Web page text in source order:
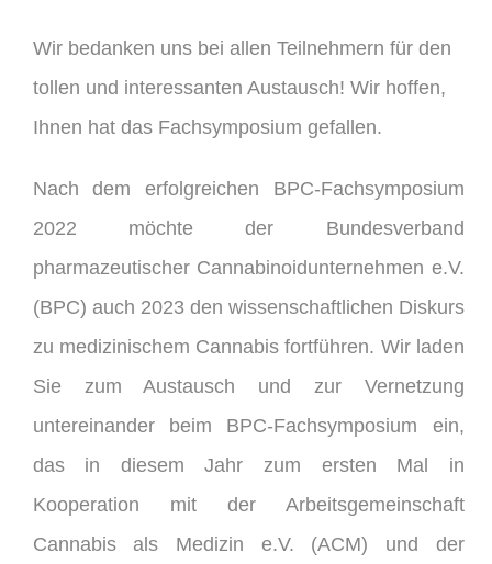
Wir bedanken uns bei allen Teilnehmern für den
tollen und interessanten Austausch! Wir hoffen,
Ihnen hat das Fachsymposium gefallen.
Nach dem erfolgreichen BPC-Fachsymposium
2022 möchte der Bundesverband
pharmazeutischer Cannabinoidunternehmen e.V.
(BPC) auch 2023 den wissenschaftlichen Diskurs
zu medizinischem Cannabis fortführen. Wir laden
Sie zum Austausch und zur Vernetzung
untereinander beim BPC-Fachsymposium ein,
das in diesem Jahr zum ersten Mal in
Kooperation mit der Arbeitsgemeinschaft
Cannabis als Medizin e.V. (ACM) und der